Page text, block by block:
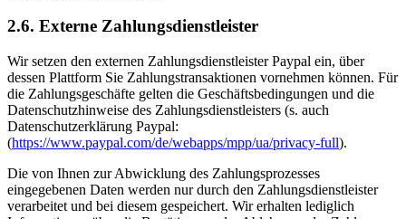
2.6. Externe Zahlungsdienstleister
Wir setzen den externen Zahlungsdienstleister Paypal ein, über
dessen Plattform Sie Zahlungstransaktionen vornehmen können. Für
die Zahlungsgeschäfte gelten die Geschäftsbedingungen und die
Datenschutzhinweise des Zahlungsdienstleisters (s. auch
Datenschutzerklärung Paypal:
(https://www.paypal.com/de/webapps/mpp/ua/privacy-full).
Die von Ihnen zur Abwicklung des Zahlungsprozesses
eingegebenen Daten werden nur durch den Zahlungsdienstleister
verarbeitet und bei diesem gespeichert. Wir erhalten lediglich